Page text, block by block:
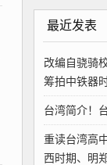
最近发表
改编自骁骑
筹拍中铁器
台湾简介！
重读台湾高
西时期、明